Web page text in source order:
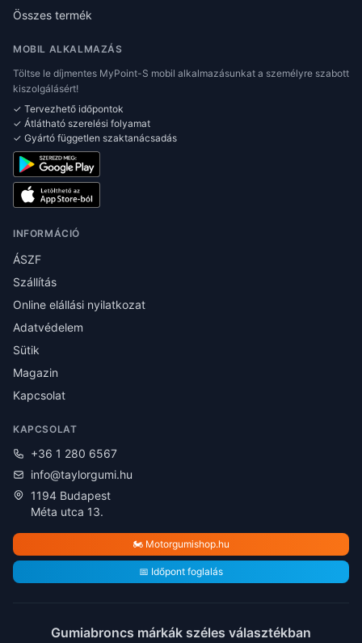
Összes termék
MOBIL ALKALMAZÁS
Töltse le díjmentes MyPoint-S mobil alkalmazásunkat a személyre szabott
kiszolgálásért!
✓ Tervezhető időpontok
✓ Átlátható szerelési folyamat
✓ Gyártó független szaktanácsadás
INFORMÁCIÓ
ÁSZF
Szállítás
Online elállási nyilatkozat
Adatvédelem
Sütik
Magazin
Kapcsolat
KAPCSOLAT
+36 1 280 6567
info@taylorgumi.hu
1194 Budapest
Méta utca 13.
🏍️ Motorgumishop.hu
📅 Időpont foglalás
Gumiabroncs márkák széles választékban